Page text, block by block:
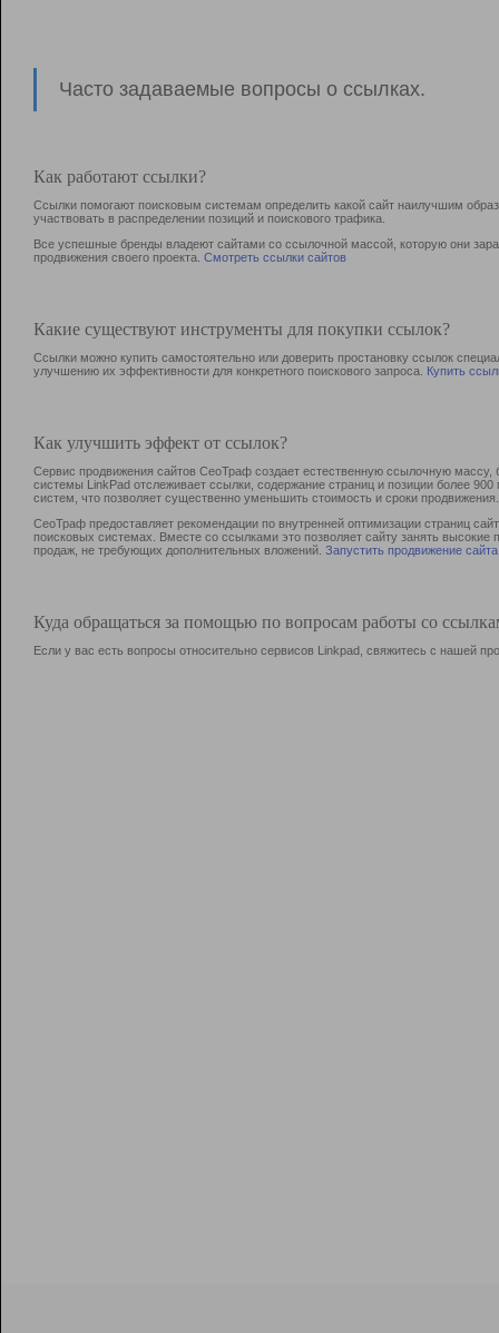
Часто задаваемые вопросы о ссылках.
Как работают ссылки?
Ссылки помогают поисковым системам определить какой сайт наилучшим
участвовать в раcпределении позиций и поискового трафика.
Все успешные бренды владеют сайтами со ссылочной массой, которую они
продвижения своего проекта. Смотреть ссылки сайтов
Какие существуют инструменты для покупки ссылок?
Ссылки можно купить самостоятельно или доверить простановку ссылок
улучшению их эффективности для конкретного поискового запроса. Купить
Как улучшить эффект от ссылок?
Сервис продвижения сайтов СеоТраф создает естественную ссылочную
системы LinkPad отслеживает ссылки, содержание страниц и позиции более
систем, что позволяет существенно уменьшить стоимость и сроки продвижения.
СеоТраф предоставляет рекомендации по внутренней оптимизации страниц
поисковых системах. Вместе со ссылками это позволяет сайту занять
продаж, не требующих дополнительных вложений. Запустить продвижение сайта
Куда обращаться за помощью по вопросам работы со
Если у вас есть вопросы относительно сервисов Linkpad, свяжитесь с нашей